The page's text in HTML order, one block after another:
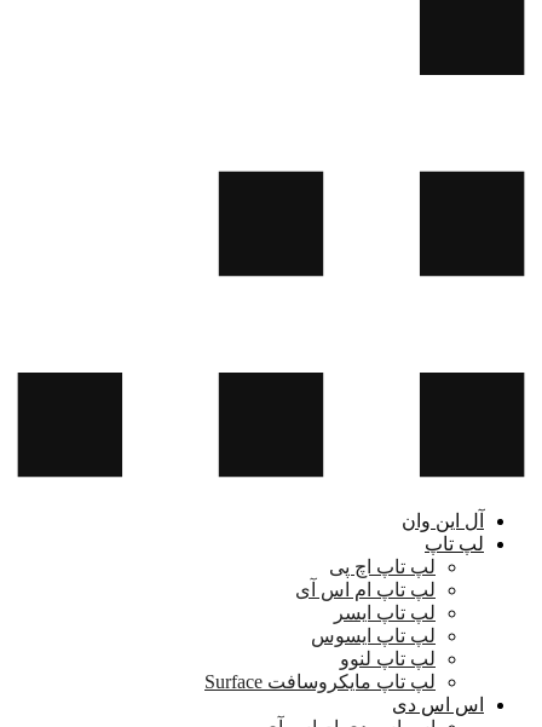
آل این وان
لپ تاپ
لپ تاپ اچ پی
لپ تاپ ام اس آی
لپ تاپ ایسر
لپ تاپ ایسوس
لپ تاپ لنوو
لپ تاپ مایکروسافت Surface
اس اس دی